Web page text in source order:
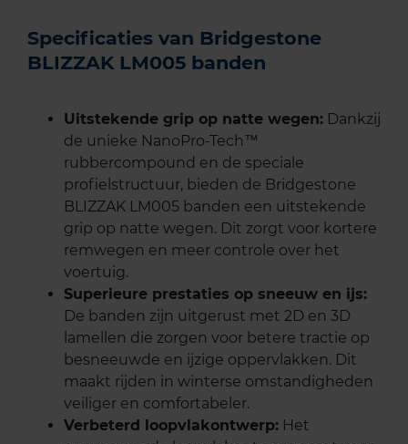
Specificaties van Bridgestone
BLIZZAK LM005 banden
Uitstekende grip op natte wegen: Dankzij
de unieke NanoPro-Tech™
rubbercompound en de speciale
profielstructuur, bieden de Bridgestone
BLIZZAK LM005 banden een uitstekende
grip op natte wegen. Dit zorgt voor kortere
remwegen en meer controle over het
voertuig.
Superieure prestaties op sneeuw en ijs:
De banden zijn uitgerust met 2D en 3D
lamellen die zorgen voor betere tractie op
besneeuwde en ijzige oppervlakken. Dit
maakt rijden in winterse omstandigheden
veiliger en comfortabeler.
Verbeterd loopvlakontwerp: Het